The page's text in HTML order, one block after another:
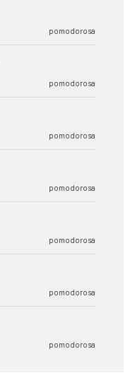
pomodorosa
pomodorosa
pomodorosa
pomodorosa
pomodorosa
pomodorosa
pomodorosa